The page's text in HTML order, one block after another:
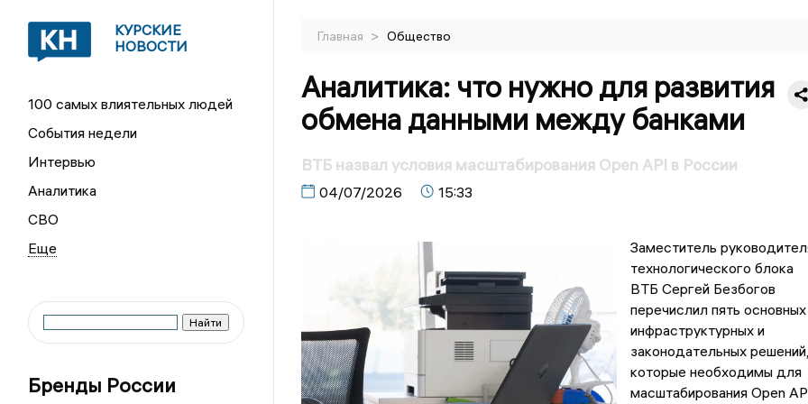
КУРСКИЕ
НОВОСТИ
100 самых влиятельных людей
События недели
Интервью
Аналитика
СВО
Бренды России
Главная > Общество
Аналитика: что нужно для развития
обмена данными между банками
ВТБ назвал условия масштабирования Open API в России
04/07/2026 15:33
Заместитель
технологического блока
ВТБ Сергей Безбогов
перечислил пять основных
инфраструктурных и
законодательных решений,
которые необходимы для
масштабирования Open